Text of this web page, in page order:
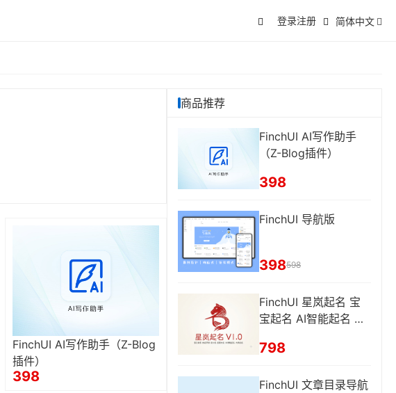
登录注册 简体中文
FinchUI AI写作助手（Z-Blog
插件）
398
商品推荐
FinchUI AI写作助手
（Z-Blog插件）
398
FinchUI 导航版
398598
FinchUI 星岚起名 宝
宝起名 AI智能起名 姓
798
FinchUI 文章目录导航